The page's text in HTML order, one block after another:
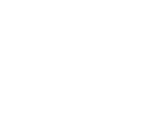
Golf
Golf, que fica a cerca de 17 km,
de golfe.